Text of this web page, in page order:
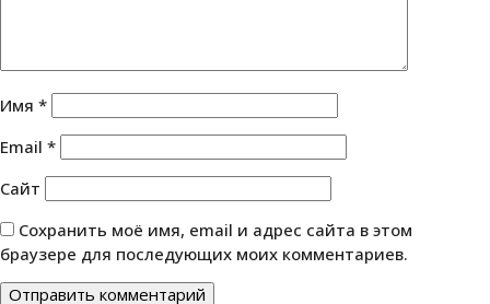
Имя *
Email *
Сайт
Сохранить моё имя, email и адрес сайта в этом
браузере для последующих моих комментариев.